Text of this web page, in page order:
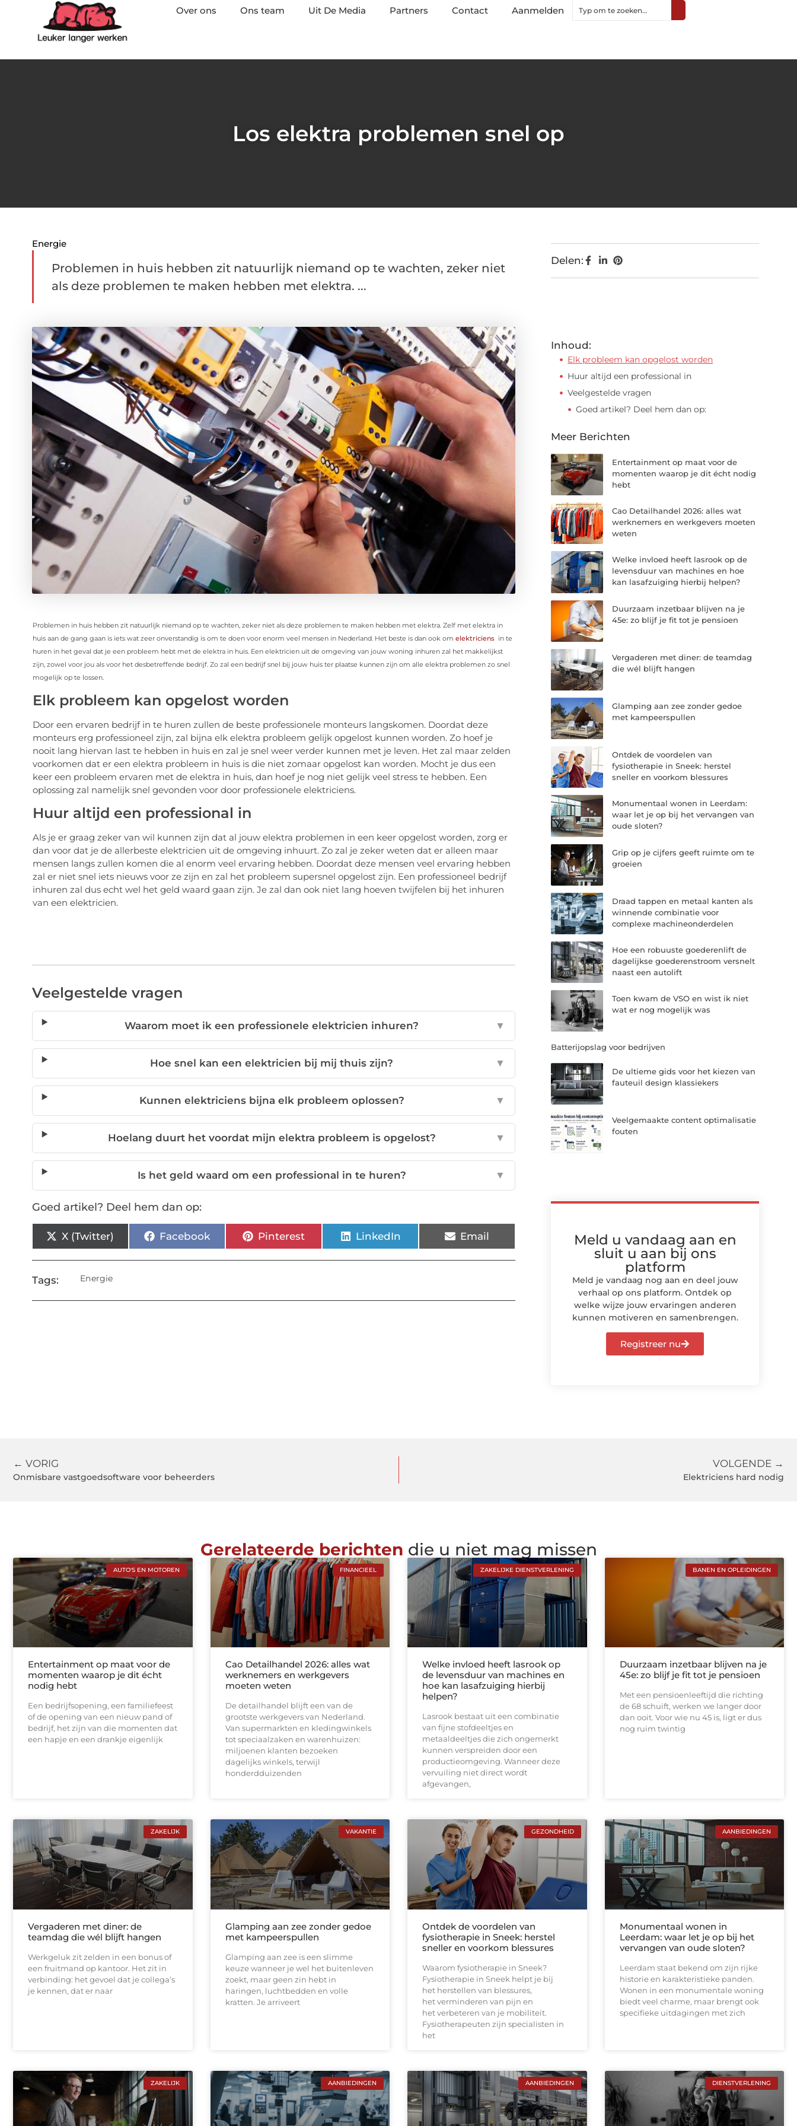
Over ons Ons team Uit De Media Partners Contact Aanmelden
Los elektra problemen snel op
Energie
Problemen in huis hebben zit natuurlijk niemand op te wachten, zeker niet
als deze problemen te maken hebben met elektra. ...
Problemen in huis hebben zit natuurlijk niemand op te wachten, zeker niet als deze problemen te maken hebben met elektra. Zelf met elektra in
huis aan de gang gaan is iets wat zeer onverstandig is om te doen voor enorm veel mensen in Nederland. Het beste is dan ook om elektriciensin te
huren in het geval dat je een probleem hebt met de elektra in huis. Een elektricien uit de omgeving van jouw woning inhuren zal het makkelijkst
zijn, zowel voor jou als voor het desbetreffende bedrijf. Zo zal een bedrijf snel bij jouw huis ter plaatse kunnen zijn om alle elektra problemen zo snel
mogelijk op te lossen.
Elk probleem kan opgelost worden
Door een ervaren bedrijf in te huren zullen de beste professionele monteurs langskomen. Doordat deze
monteurs erg professioneel zijn, zal bijna elk elektra probleem gelijk opgelost kunnen worden. Zo hoef je
nooit lang hiervan last te hebben in huis en zal je snel weer verder kunnen met je leven. Het zal maar zelden
voorkomen dat er een elektra probleem in huis is die niet zomaar opgelost kan worden. Mocht je dus een
keer een probleem ervaren met de elektra in huis, dan hoef je nog niet gelijk veel stress te hebben. Een
oplossing zal namelijk snel gevonden voor door professionele elektriciens.
Huur altijd een professional in
Als je er graag zeker van wil kunnen zijn dat al jouw elektra problemen in een keer opgelost worden, zorg er
dan voor dat je de allerbeste elektricien uit de omgeving inhuurt. Zo zal je zeker weten dat er alleen maar
mensen langs zullen komen die al enorm veel ervaring hebben. Doordat deze mensen veel ervaring hebben
zal er niet snel iets nieuws voor ze zijn en zal het probleem supersnel opgelost zijn. Een professioneel bedrijf
inhuren zal dus echt wel het geld waard gaan zijn. Je zal dan ook niet lang hoeven twijfelen bij het inhuren
van een elektricien.
Veelgestelde vragen
Waarom moet ik een professionele elektricien inhuren? ▼
Hoe snel kan een elektricien bij mij thuis zijn? ▼
Kunnen elektriciens bijna elk probleem oplossen? ▼
Hoelang duurt het voordat mijn elektra probleem is opgelost? ▼
Is het geld waard om een professional in te huren? ▼
Goed artikel? Deel hem dan op:
X (Twitter) Facebook Pinterest LinkedIn Email
Tags: Energie
Delen:
Inhoud:
Elk probleem kan opgelost worden
Huur altijd een professional in
Veelgestelde vragen
Goed artikel? Deel hem dan op:
Meer Berichten
Entertainment op maat voor de
momenten waarop je dit écht nodig
hebt
Cao Detailhandel 2026: alles wat
werknemers en werkgevers moeten
weten
Welke invloed heeft lasrook op de
levensduur van machines en hoe
kan lasafzuiging hierbij helpen?
Duurzaam inzetbaar blijven na je
45e: zo blijf je fit tot je pensioen
Vergaderen met diner: de teamdag
die wél blijft hangen
Glamping aan zee zonder gedoe
met kampeerspullen
Ontdek de voordelen van
fysiotherapie in Sneek: herstel
sneller en voorkom blessures
Monumentaal wonen in Leerdam:
waar let je op bij het vervangen van
oude sloten?
Grip op je cijfers geeft ruimte om te
groeien
Draad tappen en metaal kanten als
winnende combinatie voor
complexe machineonderdelen
Hoe een robuuste goederenlift de
dagelijkse goederenstroom versnelt
naast een autolift
Toen kwam de VSO en wist ik niet
wat er nog mogelijk was
Batterijopslag voor bedrijven
De ultieme gids voor het kiezen van
fauteuil design klassiekers
Veelgemaakte content optimalisatie
fouten
Meld u vandaag aan en
sluit u aan bij ons
platform
Meld je vandaag nog aan en deel jouw
verhaal op ons platform. Ontdek op
welke wijze jouw ervaringen anderen
kunnen motiveren en samenbrengen.
Registreer nu
← VORIG
Onmisbare vastgoedsoftware voor beheerders
VOLGENDE →
Elektriciens hard nodig
Gerelateerde berichten die u niet mag missen
AUTO'S EN MOTOREN
Entertainment op maat voor de
momenten waarop je dit écht
nodig hebt
Een bedrijfsopening, een familiefeest
of de opening van een nieuw pand of
bedrijf, het zijn van die momenten dat
een hapje en een drankje eigenlijk
FINANCIEEL
Cao Detailhandel 2026: alles wat
werknemers en werkgevers
moeten weten
De detailhandel blijft een van de
grootste werkgevers van Nederland.
Van supermarkten en kledingwinkels
tot speciaalzaken en warenhuizen:
miljoenen klanten bezoeken
dagelijks winkels, terwijl
honderdduizenden
ZAKELIJKE DIENSTVERLENING
Welke invloed heeft lasrook op
de levensduur van machines en
hoe kan lasafzuiging hierbij
helpen?
Lasrook bestaat uit een combinatie
van fijne stofdeeltjes en
metaaldeeltjes die zich ongemerkt
kunnen verspreiden door een
productieomgeving. Wanneer deze
vervuiling niet direct wordt
afgevangen,
BANEN EN OPLEIDINGEN
Duurzaam inzetbaar blijven na je
45e: zo blijf je fit tot je pensioen
Met een pensioenleeftijd die richting
de 68 schuift, werken we langer door
dan ooit. Voor wie nu 45 is, ligt er dus
nog ruim twintig
ZAKELIJK
Vergaderen met diner: de
teamdag die wél blijft hangen
Werkgeluk zit zelden in een bonus of
een fruitmand op kantoor. Het zit in
verbinding: het gevoel dat je collega’s
je kennen, dat er naar
VAKANTIE
Glamping aan zee zonder gedoe
met kampeerspullen
Glamping aan zee is een slimme
keuze wanneer je wel het buitenleven
zoekt, maar geen zin hebt in
haringen, luchtbedden en volle
kratten. Je arriveert
GEZONDHEID
Ontdek de voordelen van
fysiotherapie in Sneek: herstel
sneller en voorkom blessures
Waarom fysiotherapie in Sneek?
Fysiotherapie in Sneek helpt je bij
het herstellen van blessures,
het verminderen van pijn en
het verbeteren van je mobiliteit.
Fysiotherapeuten zijn specialisten in
het
AANBIEDINGEN
Monumentaal wonen in
Leerdam: waar let je op bij het
vervangen van oude sloten?
Leerdam staat bekend om zijn rijke
historie en karakteristieke panden.
Wonen in een monumentale woning
biedt veel charme, maar brengt ook
specifieke uitdagingen met zich
ZAKELIJK AANBIEDINGEN AANBIEDINGEN DIENSTVERLENING